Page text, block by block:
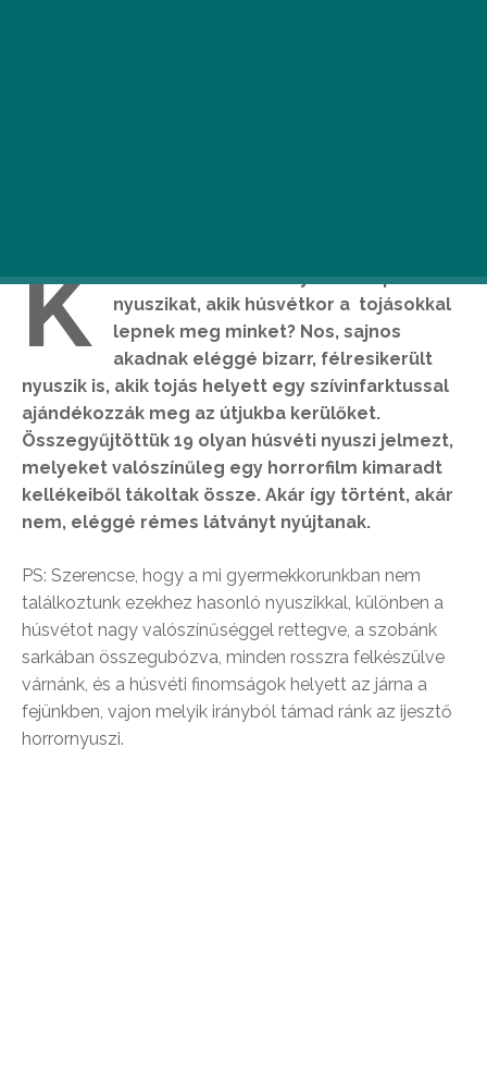
K
i ne szeretné az aranyos kis tapsifüles
nyuszikat, akik húsvétkor a tojásokkal
lepnek meg minket? Nos, sajnos
akadnak eléggé bizarr, félresikerült
nyuszik is, akik tojás helyett egy szívinfarktussal
ajándékozzák meg az útjukba kerülőket.
Összegyűjtöttük 19 olyan húsvéti nyuszi jelmezt,
melyeket valószínűleg egy horrorfilm kimaradt
kellékeiből tákoltak össze. Akár így történt, akár
nem, eléggé rémes látványt nyújtanak.
PS: Szerencse, hogy a mi gyermekkorunkban nem
találkoztunk ezekhez hasonló nyuszikkal, különben a
húsvétot nagy valószínűséggel rettegve, a szobánk
sarkában összegubózva, minden rosszra felkészülve
várnánk, és a húsvéti finomságok helyett az járna a
fejünkben, vajon melyik irányból támad ránk az ijesztő
horrornyuszi.